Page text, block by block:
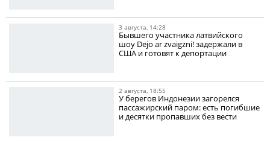
3 августа, 14:28
Бывшего участника латвийского
шоу Dejo ar zvaigzni! задержали в
США и готовят к депортации
2 августа, 18:55
У берегов Индонезии загорелся
пассажирский паром: есть погибшие
и десятки пропавших без вести